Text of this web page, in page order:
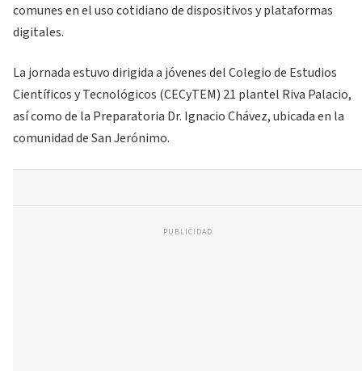
comunes en el uso cotidiano de dispositivos y plataformas
digitales.
La jornada estuvo dirigida a jóvenes del Colegio de Estudios
Científicos y Tecnológicos (CECyTEM) 21 plantel Riva Palacio,
así como de la Preparatoria Dr. Ignacio Chávez, ubicada en la
comunidad de San Jerónimo.
PUBLICIDAD